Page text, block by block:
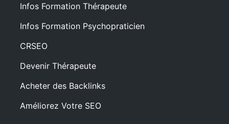
Infos Formation Thérapeute
Infos Formation Psychopraticien
CRSEO
Devenir Thérapeute
Acheter des Backlinks
Améliorez Votre SEO